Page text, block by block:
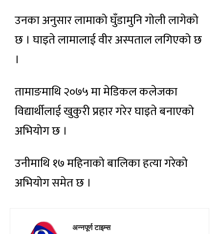
उनका अनुसार लामाको घुँडामुनि गोली लागेको
छ । घाइते लामालाई वीर अस्पताल लगिएको छ
।
तामाङमाथि २०७५ मा मेडिकल कलेजका
विद्यार्थीलाई खुकुरी प्रहार गरेर घाइते बनाएको
अभियोग छ ।
उनीमाथि १७ महिनाको बालिका हत्या गरेको
अभियोग समेत छ ।
अन्नपूर्ण टाइम्स